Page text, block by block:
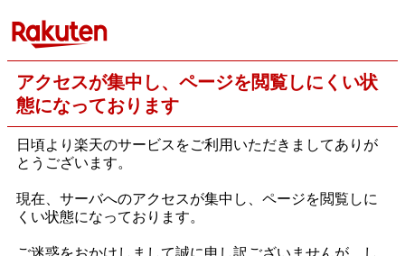
アクセスが集中し、ページを閲覧しにくい状
態になっております
日頃より楽天のサービスをご利用いただきましてありが
とうございます。
現在、サーバへのアクセスが集中し、ページを閲覧しに
くい状態になっております。